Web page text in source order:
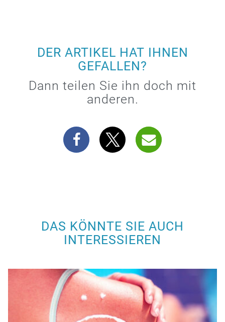
DER ARTIKEL HAT IHNEN
GEFALLEN?
Dann teilen Sie ihn doch mit
anderen.
DAS KÖNNTE SIE AUCH
INTERESSIEREN